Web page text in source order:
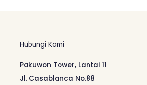
Hubungi Kami
Pakuwon Tower, Lantai 11
Jl. Casablanca No.88